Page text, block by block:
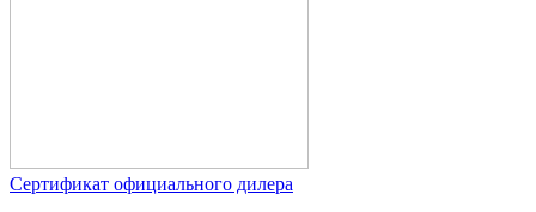
Сертификат официального дилера